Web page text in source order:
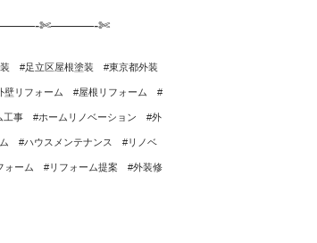
✄———-✄
#足立区屋根塗装 #東京都外装
リフォーム #屋根リフォーム #
工事 #ホームリノベーション #外
#ハウスメンテナンス #リノベ
ーム #リフォーム提案 #外装修